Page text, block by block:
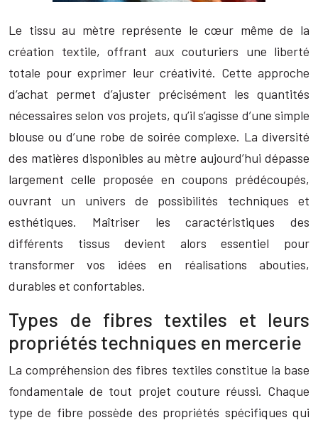
Le tissu au mètre représente le cœur même de la
création textile, offrant aux couturiers une liberté
totale pour exprimer leur créativité. Cette approche
d’achat permet d’ajuster précisément les quantités
nécessaires selon vos projets, qu’il s’agisse d’une simple
blouse ou d’une robe de soirée complexe. La diversité
des matières disponibles au mètre aujourd’hui dépasse
largement celle proposée en coupons prédécoupés,
ouvrant un univers de possibilités techniques et
esthétiques. Maîtriser les caractéristiques des
différents tissus devient alors essentiel pour
transformer vos idées en réalisations abouties,
durables et confortables.
Types de fibres textiles et leurs
propriétés techniques en mercerie
La compréhension des fibres textiles constitue la base
fondamentale de tout projet couture réussi. Chaque
type de fibre possède des propriétés spécifiques qui